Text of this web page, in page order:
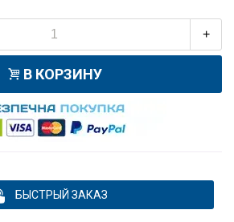
+
В КОРЗИНУ
БЫСТРЫЙ ЗАКАЗ